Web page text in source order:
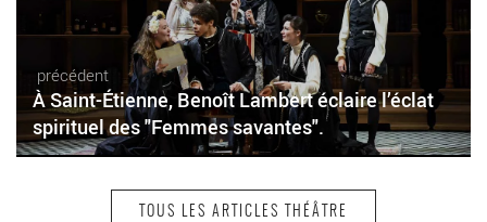
précédent
À Saint-Étienne, Benoît Lambert éclaire l’éclat
spirituel des "Femmes savantes".
TOUS LES ARTICLES THÉÂTRE